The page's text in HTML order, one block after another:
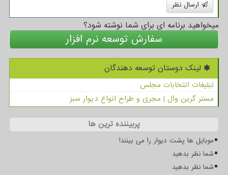
ارسال نظر
میخواهید برنامه ای برای شما نوشته شود؟
سفارش توسعه نرم افزار
لینک دوستان توسعه دهندگان
تبلیغات انتخابات مجلس
مستر گرین وال | مجری و طراح انواع دیوار سبز
پربیننده ترین ها
موبایل ها پشت دیوار را می بینند!
شما نظر بدهید
شما نظر بدهید